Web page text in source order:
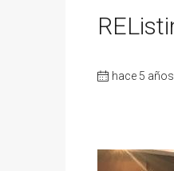
hace 5 años